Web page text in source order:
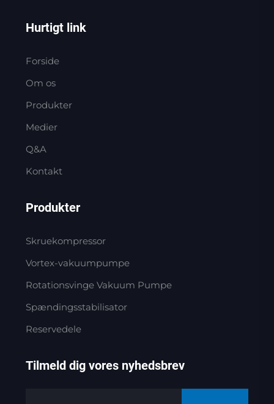
Hurtigt link
Forside
Om os
Produkter
Medier
Q&A
Kontakt
Produkter
Skruekompressor
Vortex-vakuumpumpe
Rotationsvinge Vakuum Pumpe
Spændingsstabilisator
Reservedele
Tilmeld dig vores nyhedsbrev